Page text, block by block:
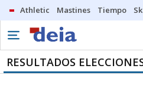
Athletic Mastines Tiempo
RESULTADOS